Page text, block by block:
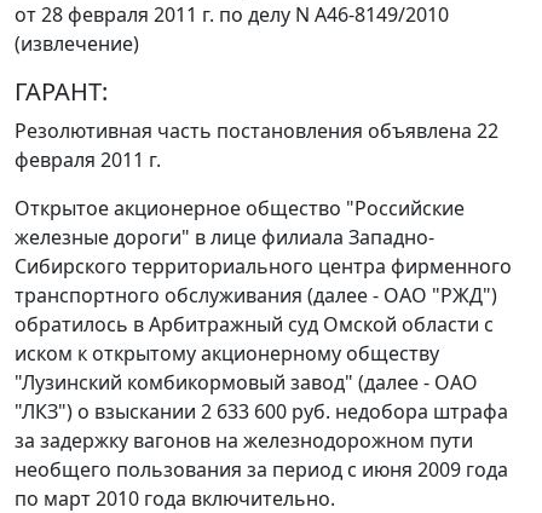
от 28 февраля 2011 г. по делу N А46-8149/2010
(извлечение)
ГАРАНТ:
Резолютивная часть постановления объявлена 22
февраля 2011 г.
Открытое акционерное общество "Российские
железные дороги" в лице филиала Западно-
Сибирского территориального центра фирменного
транспортного обслуживания (далее - ОАО "РЖД")
обратилось в Арбитражный суд Омской области с
иском к открытому акционерному обществу
"Лузинский комбикормовый завод" (далее - ОАО
"ЛКЗ") о взыскании 2 633 600 руб. недобора штрафа
за задержку вагонов на железнодорожном пути
необщего пользования за период с июня 2009 года
по март 2010 года включительно.